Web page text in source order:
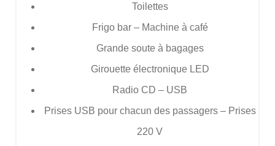
Toilettes
Frigo bar – Machine à café
Grande soute à bagages
Girouette électronique LED
Radio CD – USB
Prises USB pour chacun des passagers – Prises
220 V